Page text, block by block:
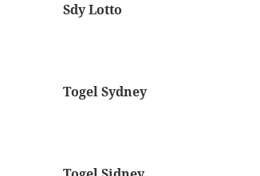
Sdy Lotto
Togel Sydney